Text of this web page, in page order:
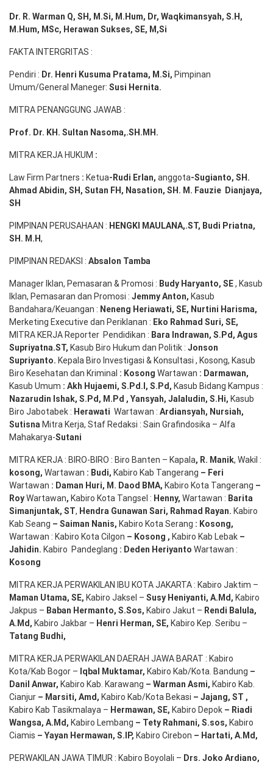
Dr. R. Warman Q, SH, M.Si, M.Hum, Dr, Waqkimansyah, S.H,
M.Hum, MSc, Herawan Sukses, SE, M,Si
FAKTA INTERGRITAS :
Pendiri : Dr. Henri Kusuma Pratama, M.Si, Pimpinan
Umum/General Maneger: Susi Hernita.
MITRA PENANGGUNG JAWAB :
Prof. Dr. KH. Sultan Nasoma,.SH.MH.
MITRA KERJA HUKUM :
Law Firm Partners : Ketua-Rudi Erlan, anggota-Sugianto, SH.
Ahmad Abidin, SH, Sutan FH, Nasation, SH. M. Fauzie Dianjaya,
SH
PIMPINAN PERUSAHAAN : HENGKI MAULANA,.ST, Budi Priatna,
SH . M.H,
PIMPINAN REDAKSI : Absalon Tamba
Manager Iklan, Pemasaran & Promosi : Budy Haryanto, SE, Kasub
Iklan, Pemasaran dan Promosi : Jemmy Anton, Kasub
Bandahara/Keuangan : Neneng Heriawati, SE, Nurtini Harisma,
Merketing Executive dan Periklanan : Eko Rahmad Suri, SE,
MITRA KERJA Reporter Pendidikan : Bara Indrawan, S.Pd, Agus
Supriyatna.ST, Kasub Biro Hukum dan Politik : Jonson
Supriyanto. Kepala Biro Investigasi & Konsultasi , Kosong, Kasub
Biro Kesehatan dan Kriminal : Kosong Wartawan : Darmawan,
Kasub Umum : Akh Hujaemi, S.Pd.I, S.Pd, Kasub Bidang Kampus :
Nazarudin Ishak, S.Pd, M.Pd , Yansyah, Jalaludin, S.Hi, Kasub
Biro Jabotabek : Herawati Wartawan : Ardiansyah, Nursiah,
Sutisna Mitra Kerja, Staf Redaksi : Sain Grafindosika – Alfa
Mahakarya-Sutani
MITRA KERJA : BIRO-BIRO : Biro Banten – Kapala, R. Manik, Wakil :
kosong, Wartawan : Budi, Kabiro Kab Tangerang – Feri
Wartawan : Daman Huri, M. Daod BMA, Kabiro Kota Tangerang –
RoyWartawan, Kabiro Kota Tangsel : Henny, Wartawan : Barita
Simanjuntak, ST, Hendra Gunawan Sari, Rahmad Rayan. Kabiro
Kab Seang – Saiman Nanis, Kabiro Kota Serang : Kosong,
Wartawan : Kabiro Kota Cilgon – Kosong , Kabiro Kab Lebak –
Jahidin. Kabiro Pandeglang : Deden Heriyanto Wartawan :
Kosong
MITRA KERJA PERWAKILAN IBU KOTA JAKARTA : Kabiro Jaktim –
Maman Utama, SE, Kabiro Jaksel – Susy Heniyanti, A.Md, Kabiro
Jakpus – Baban Hermanto, S.Sos, Kabiro Jakut – Rendi Balula,
A.Md, Kabiro Jakbar – Henri Herman, SE, Kabiro Kep. Seribu –
Tatang Budhi,
MITRA KERJA PERWAKILAN DAERAH JAWA BARAT : Kabiro
Kota/Kab Bogor – Iqbal Muktamar, Kabiro Kab/Kota. Bandung –
Danil Anwar, Kabiro Kab. Karawang – Warman Asmi, Kabiro Kab.
Cianjur – Marsiti, Amd, Kabiro Kab/Kota Bekasi – Jajang, ST ,
Kabiro Kab Tasikmalaya – Hermawan, SE, Kabiro Depok – Riadi
Wangsa, A.Md, Kabiro Lembang – Tety Rahmani, S.sos, Kabiro
Ciamis – Yayan Hermawan, S.IP, Kabiro Cirebon – Hartati, A.Md,
PERWAKILAN JAWA TIMUR : Kabiro Boyolali – Drs. Joko Ardiano,